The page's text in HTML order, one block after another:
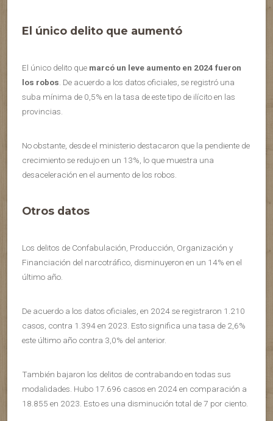
El único delito que aumentó
El único delito que marcó un leve aumento en 2024 fueron
los robos . De acuerdo a los datos oficiales, se registró una
suba mínima de 0,5% en la tasa de este tipo de ilícito en las
provincias.
No obstante, desde el ministerio destacaron que la pendiente de
crecimiento se redujo en un 13%, lo que muestra una
desaceleración en el aumento de los robos.
Otros datos
Los delitos de Confabulación, Producción, Organización y
Financiación del narcotráfico, disminuyeron en un 14% en el
último año.
De acuerdo a los datos oficiales, en 2024 se registraron 1.210
casos, contra 1.394 en 2023. Esto significa una tasa de 2,6%
este último año contra 3,0% del anterior.
También bajaron los delitos de contrabando en todas sus
modalidades. Hubo 17.696 casos en 2024 en comparación a
18.855 en 2023. Esto es una disminución total de 7 por ciento.